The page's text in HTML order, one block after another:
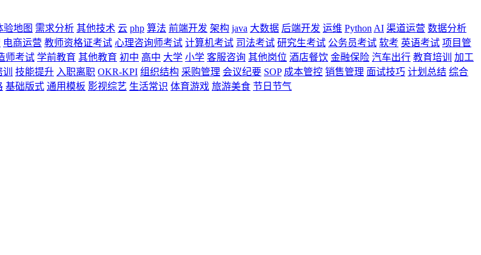
验地图 需求分析 其他技术 云 php 算法 前端开发 架构 java 大数据 后端开发 运维 Python AI 渠道运营 数据分析
电商运营 教师资格证考试 心理咨询师考试 计算机考试 司法考试 研究生考试 公务员考试 软考 英语考试 项目管
师考试 学前教育 其他教育 初中 高中 大学 小学 客服咨询 其他岗位 酒店餐饮 金融保险 汽车出行 教育培训
加工
技能提升 入职离职 OKR-KPI 组织结构 采购管理 会议纪要 SOP 成本管控 销售管理 面试技巧 计划总结 综合
基础版式 通用模板 影视综艺 生活常识 体育游戏 旅游美食 节日节气